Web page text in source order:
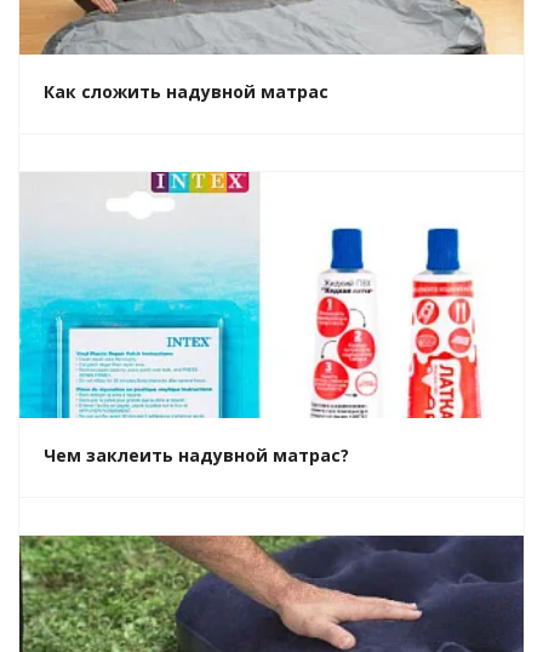
Как сложить надувной матрас
Чем заклеить надувной матрас?